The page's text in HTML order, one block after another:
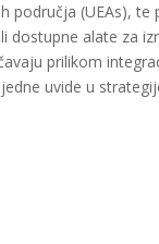
područja (UEAs), te
dostupne alate za
prilikom
uvide u